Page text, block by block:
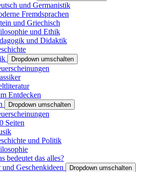
und Germanistik
Fremdsprachen
und Griechisch
und Ethik
und Didaktik
Dropdown umschalten
Entdecken
Dropdown umschalten
Seiten
und Politik
bedeutet das alles?
Geschenkideen
Dropdown umschalten